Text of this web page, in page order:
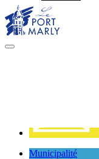
MENU
Municipalité